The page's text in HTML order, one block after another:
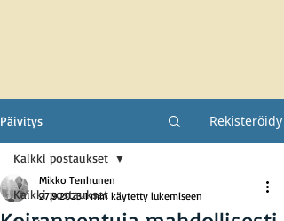
Päivitys Rekisteröidy
Kaikki postaukset
Kaikki postaukset
Mikko Tenhunen
27.9.2023 1 min käytetty lukemiseen